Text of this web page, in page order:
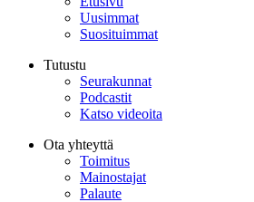
Uusimmat
Suosituimmat
Tutustu
Seurakunnat
Podcastit
Katso videoita
Ota yhteyttä
Toimitus
Mainostajat
Palaute